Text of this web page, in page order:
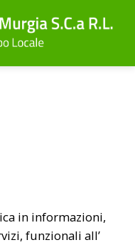
in informazioni,
funzionali all’